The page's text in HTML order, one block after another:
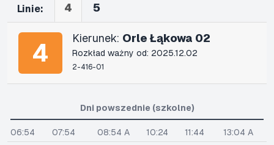
Linie: 4 5
4 Kierunek: Orle Łąkowa 02
Rozkład ważny od: 2025.12.02
2-416-01
Dni powszednie (szkolne)
06:54 07:54 08:54 A 10:24 11:44
13:04 A